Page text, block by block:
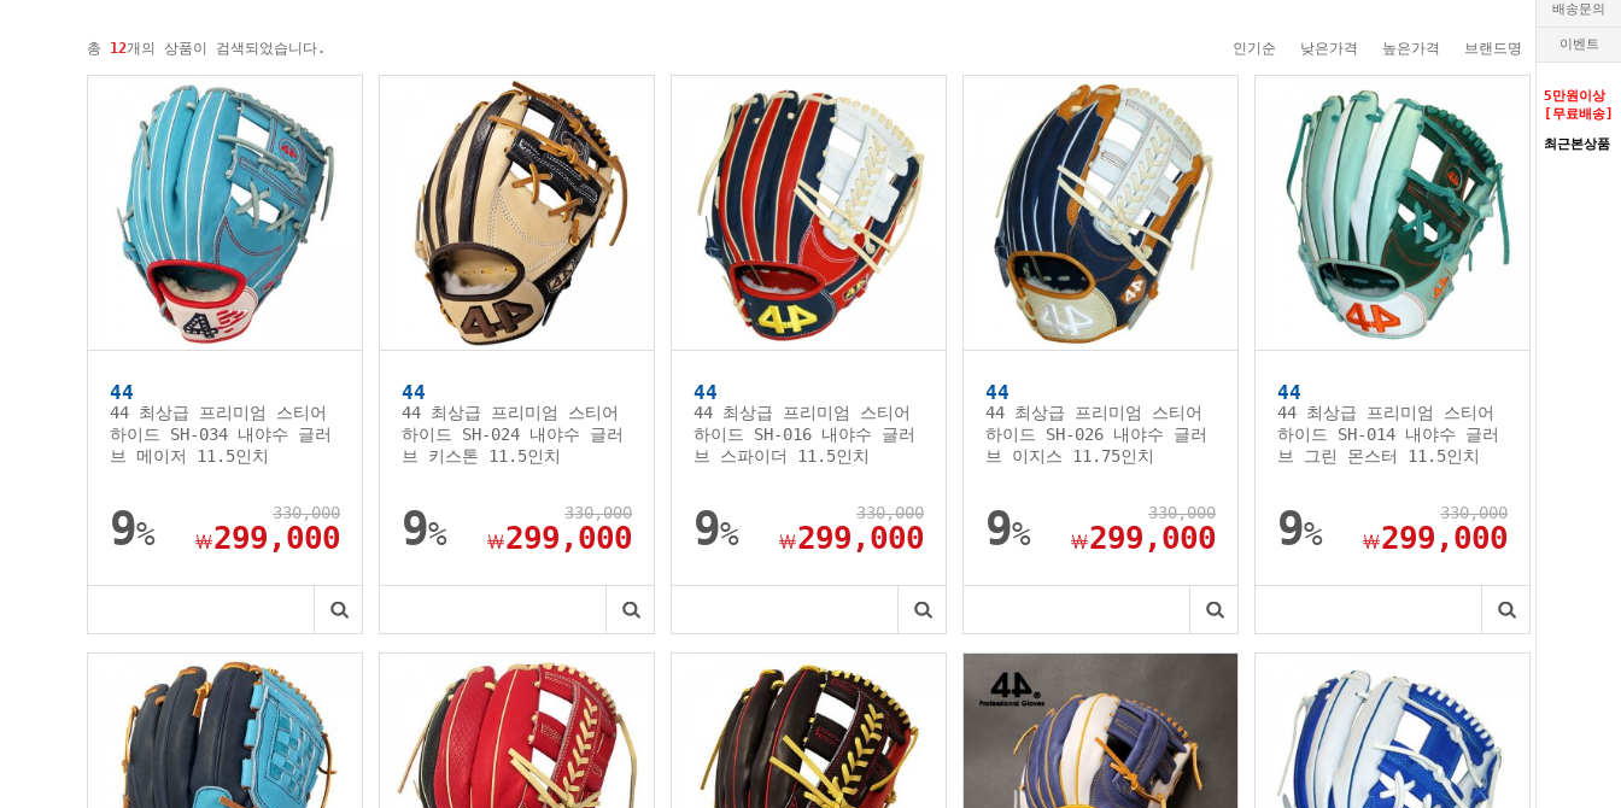
배송문의
이벤트
5만원이상
[무료배송]
최근본상품
총 12개의 상품이 검색되었습니다. 인기순 낮은가격 높은가격 브랜드명
44
44 최상급 프리미엄 스티어
하이드 SH-034 내야수 글러
브 메이저 11.5인치
9%
330,000
￦299,000
44
44 최상급 프리미엄 스티어
하이드 SH-024 내야수 글러
브 키스톤 11.5인치
9%
330,000
￦299,000
44
44 최상급 프리미엄 스티어
하이드 SH-016 내야수 글러
브 스파이더 11.5인치
9%
330,000
￦299,000
44
44 최상급 프리미엄 스티어
하이드 SH-026 내야수 글러
브 이지스 11.75인치
9%
330,000
￦299,000
44
44 최상급 프리미엄 스티어
하이드 SH-014 내야수 글러
브 그린 몬스터 11.5인치
9%
330,000
￦299,000